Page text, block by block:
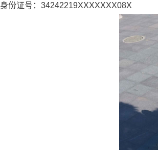
身份证号：34242219XXXXXXX08X